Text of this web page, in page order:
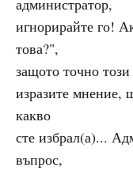
администратор,
игнорирайте го!
това?",
защото точно
изразите мнение,
какво
сте избрал(а)...
въпрос,